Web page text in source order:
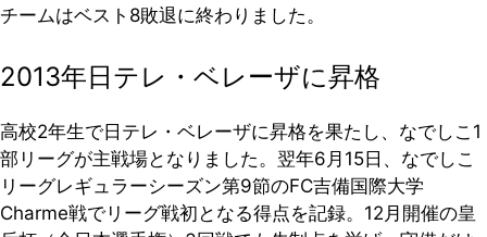
チームはベスト8敗退に終わりました。
2013年日テレ・ベレーザに昇格
高校2年生で日テレ・ベレーザに昇格を果たし、なでしこ1
部リーグが主戦場となりました。翌年6月15日、なでしこ
リーグレギュラーシーズン第9節のFC吉備国際大学
Charme戦でリーグ戦初となる得点を記録。12月開催の皇